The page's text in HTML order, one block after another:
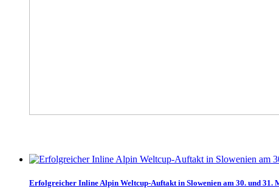
Erfolgreicher Inline Alpin Weltcup-Auftakt in Slowenien am 30. und 31.